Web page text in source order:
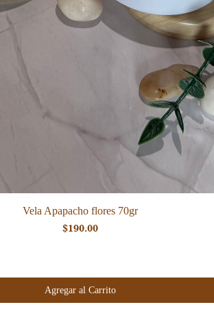
Vista rápida
Vela Apapacho flores 70gr
Precio
$190.00
Agregar al Carrito